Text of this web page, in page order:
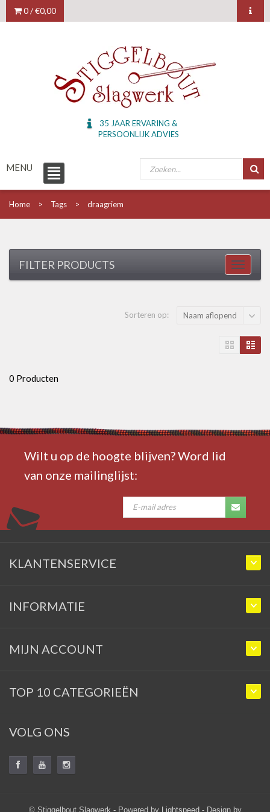
0 /€0,00
35 JAAR ERVARING &
PERSOONLIJK ADVIES
MENU
Home Tags draagriem
FILTER PRODUCTS
Sorteren op: Naam aflopend
0 Producten
Wilt u op de hoogte blijven? Word lid
van onze mailinglijst:
KLANTENSERVICE
INFORMATIE
MIJN ACCOUNT
TOP 10 CATEGORIEËN
VOLG ONS
© Stiggelbout Slagwerk - Powered by Lightspeed- Design by